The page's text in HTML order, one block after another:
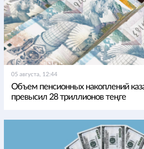
05 августа, 12:44
Объем пенсионных накоплений
превысил 28 триллионов теңге